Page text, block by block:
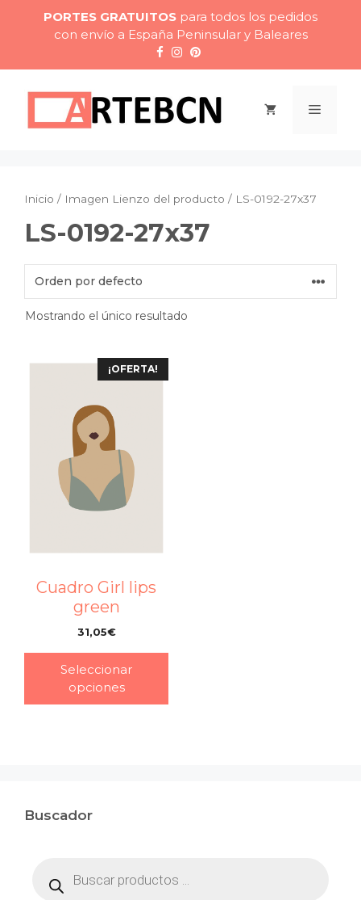
contenido
PORTES GRATUITOS para todos los pedidos
con envío a España Peninsular y Baleares
Menú
Inicio / Imagen Lienzo del producto / LS-0192-27x37
LS-0192-27x37
Mostrando el único resultado
¡OFERTA!
Cuadro Girl lips
green
31,05€
Seleccionar
opciones
Buscador
productos